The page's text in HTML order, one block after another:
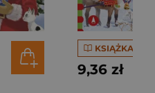
KSIĄŻKA
9,36 zł